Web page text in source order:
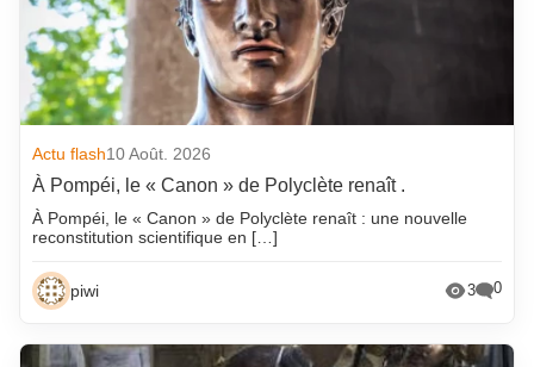
Actu flash10 Août. 2026
À Pompéi, le « Canon » de Polyclète renaît .
À Pompéi, le « Canon » de Polyclète renaît : une nouvelle
reconstitution scientifique en […]
piwi 3 0